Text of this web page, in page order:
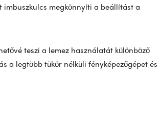
imbuszkulcs megkönnyíti a beállítást a
teszi a lemez használatát különböző
a legtöbb tükör nélküli fényképezőgépet és